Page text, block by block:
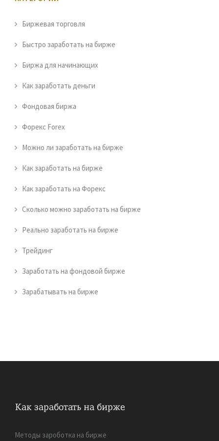
Биржевая торговля
Быстро заработать на бирже
Биржа для начинающих
Как заработать деньги
Фондовая биржа
Форекс Forex
Можно ли заработать на бирже
Как заработать на бирже
Как заработать на Форекс
Сколько можно заработать на бирже
Реально заработать на бирже
Трейдинг
Заработать на фондовой бирже
Зарабатывать на бирже
Методы зароботка на бирже